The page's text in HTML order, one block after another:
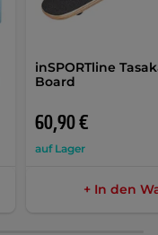
inSPORTline
Board
60,90 €
auf Lager
+ In den